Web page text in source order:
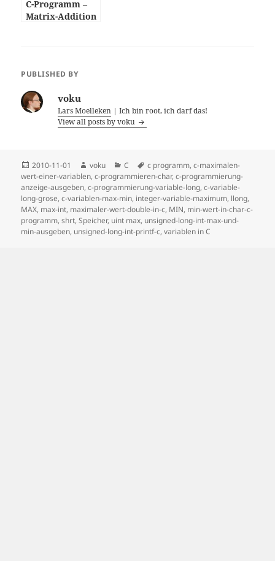
C-Programm –
Matrix-Addition
PUBLISHED BY
voku
Lars Moelleken | Ich bin root, ich darf das!
View all posts by voku
Posted
on
2010-11-01 Author
voku Categories
C Tags
c programm,c-maximalen-
wert-einer-variablen,c-programmieren-char,c-programmierung-
anzeige-ausgeben,c-programmierung-variable-long,c-variable-
long-grose,c-variablen-max-min, integer-variable-maximum, llong,
MAX, max-int, maximaler-wert-double-in-c, MIN, min-wert-in-char-c-
programm,shrt,Speicher, uint max, unsigned-long-int-max-und-
min-ausgeben, unsigned-long-int-printf-c,variablen in C